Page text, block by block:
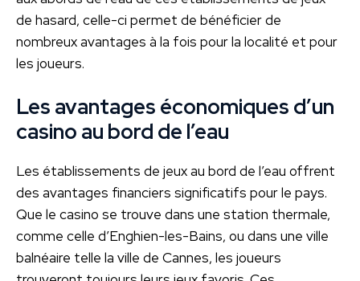
de hasard, celle-ci permet de bénéficier de
nombreux avantages à la fois pour la localité et pour
les joueurs.
Les avantages économiques d’un
casino au bord de l’eau
Les établissements de jeux au bord de l’eau offrent
des avantages financiers significatifs pour le pays.
Que le casino se trouve dans une station thermale,
comme celle d’Enghien-les-Bains, ou dans une ville
balnéaire telle la ville de Cannes, les joueurs